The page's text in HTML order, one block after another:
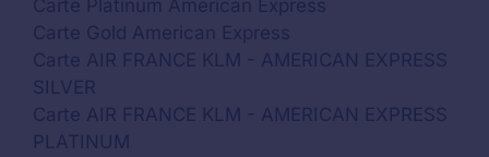
Carte Platinum American Express
Carte Gold American Express
Carte AIR FRANCE KLM - AMERICAN EXPRESS
SILVER
Carte AIR FRANCE KLM - AMERICAN EXPRESS
PLATINUM